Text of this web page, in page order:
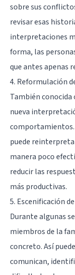
sobre sus
revisar esas
interpretaciones
forma, las
que antes apenas
4. Reformulación
También conocida
nueva
puede
manera poco
reducir las
más productivas.
5. Escenificación
Durante algunas
miembros de la
concreto. Así
comunican,